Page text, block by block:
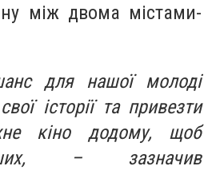
між двома містами-
для нашої молоді
історії та привезти
кіно додому, щоб
– зазначив